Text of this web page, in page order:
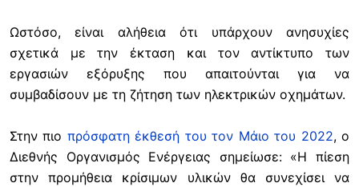
Ωστόσο, είναι αλήθεια ότι υπάρχουν ανησυχίες
σχετικά με την έκταση και τον αντίκτυπο των
εργασιών εξόρυξης που απαιτούνται για να
συμβαδίσουν με τη ζήτηση των ηλεκτρικών οχημάτων.
Στην πιο πρόσφατη έκθεσή του τον Μάιο του 2022, ο
Διεθνής Οργανισμός Ενέργειας σημείωσε: «Η πίεση
στην προμήθεια κρίσιμων υλικών θα συνεχίσει να